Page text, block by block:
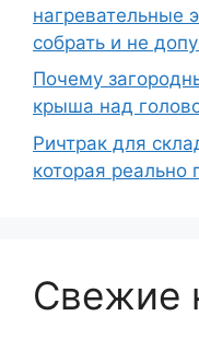
нагревательные
собрать и не
Почему
крыша над
Ричтрак для
которая реально
Свежие